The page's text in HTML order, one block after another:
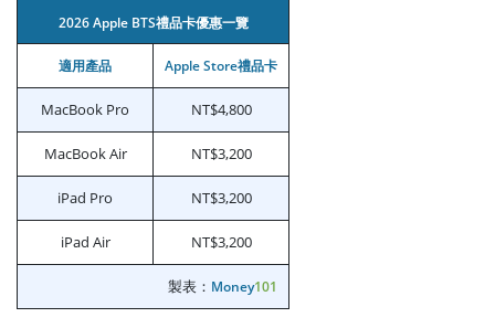
2026 Apple BTS禮品卡優惠一覽
適用產品 Apple Store禮品卡
MacBook Pro NT$4,800
MacBook Air NT$3,200
iPad Pro NT$3,200
iPad Air NT$3,200
製表： Money101